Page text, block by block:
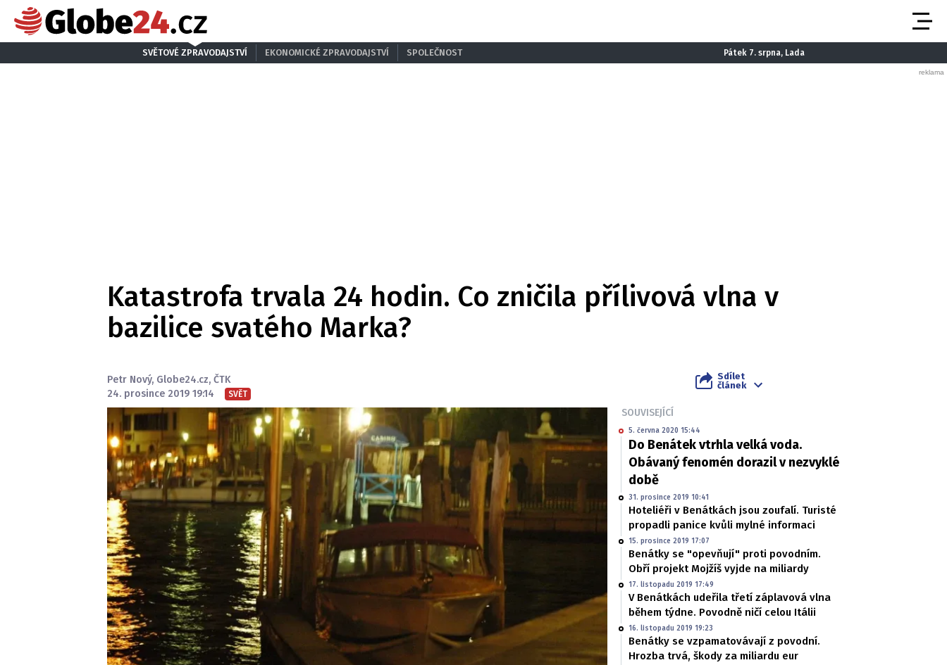
SVĚTOVÉ ZPRAVODAJSTVÍ EKONOMICKÉ ZPRAVODAJSTVÍ SPOLEČNOST Pátek 7. srpna, Lada
Katastrofa trvala 24 hodin. Co zničila přílivová vlna v
bazilice svatého Marka?
Petr Nový, Globe24.cz, ČTK
24. prosince 2019 19:14
SVĚT
Sdílet
článek
SOUVISEJÍCÍ
5. června 2020 15:44
Do Benátek vtrhla velká voda.
Obávaný fenomén dorazil v nezvyklé
době
31. prosince 2019 10:41
Hoteliéři v Benátkách jsou zoufalí. Turisté
propadli panice kvůli mylné informaci
15. prosince 2019 17:07
Benátky se "opevňují" proti povodním.
Obří projekt Mojžíš vyjde na miliardy
17. listopadu 2019 17:49
V Benátkách udeřila třetí záplavová vlna
během týdne. Povodně ničí celou Itálii
16. listopadu 2019 19:23
Benátky se vzpamatovávají z povodní.
Hrozba trvá, škody za miliardu eur